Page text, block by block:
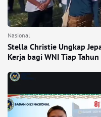
Nasional
Stella Christie Ungkap
Kerja bagi WNI Tiap Tahun